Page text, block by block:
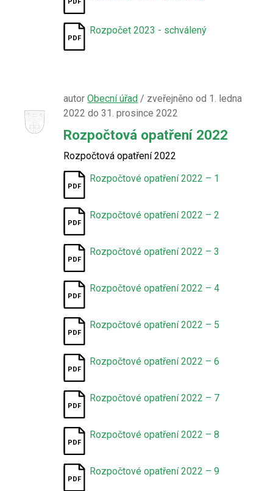
Rozpočet 2023 - schválený
autorObecní úřad / zveřejněno od 1. ledna
2022 do 31. prosince 2022
Rozpočtová opatření 2022
Rozpočtová opatření 2022
Rozpočtové opatření 2022 – 1
Rozpočtové opatření 2022 – 2
Rozpočtové opatření 2022 – 3
Rozpočtové opatření 2022 – 4
Rozpočtové opatření 2022 – 5
Rozpočtové opatření 2022 – 6
Rozpočtové opatření 2022 – 7
Rozpočtové opatření 2022 – 8
Rozpočtové opatření 2022 – 9